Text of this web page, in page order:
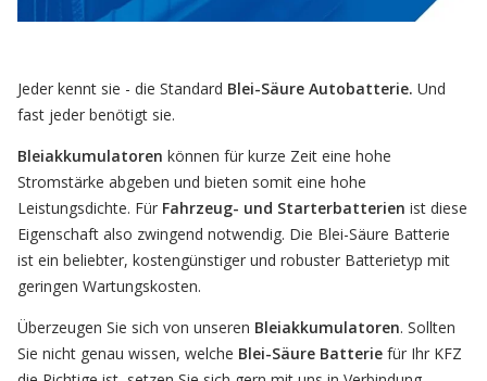
Jeder kennt sie - die Standard Blei-Säure Autobatterie. Und
fast jeder benötigt sie.
Bleiakkumulatoren können für kurze Zeit eine hohe
Stromstärke abgeben und bieten somit eine hohe
Leistungsdichte. Für Fahrzeug- und Starterbatterien ist diese
Eigenschaft also zwingend notwendig. Die Blei-Säure Batterie
ist ein beliebter, kostengünstiger und robuster Batterietyp mit
geringen Wartungskosten.
Überzeugen Sie sich von unseren Bleiakkumulatoren. Sollten
Sie nicht genau wissen, welche Blei-Säure Batterie für Ihr KFZ